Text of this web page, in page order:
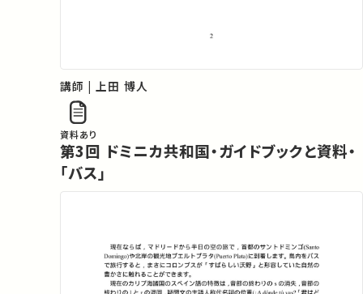
講師 | 上田 博人
資料あり
第3回 ドミニカ共和国・ガイドブックと資料・
「バス」